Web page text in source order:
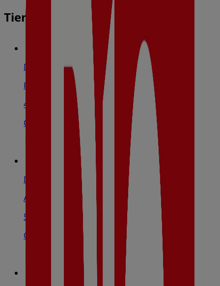
Tiendas más cercanas
Dia
Pinos, 13-15, L'Hospitalet De Llobregat
451 m
Cerrado
Dia
Av. Carrilet, 121, L'Hospitalet De Llobregat
538 m
Cerrado